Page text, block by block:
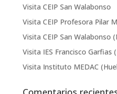
Visita CEIP San Walabonso
Visita CEIP Profesora Pilar
Visita CEIP San Walabonso
Visita IES Francisco Garfias
Visita Instituto MEDAC